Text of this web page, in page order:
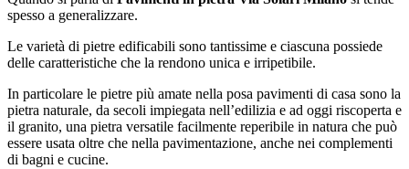
spesso a generalizzare.
Le varietà di pietre edificabili sono tantissime e ciascuna possiede
delle caratteristiche che la rendono unica e irripetibile.
In particolare le pietre più amate nella posa pavimenti di casa sono la
pietra naturale, da secoli impiegata nell’edilizia e ad oggi riscoperta e
il granito, una pietra versatile facilmente reperibile in natura che può
essere usata oltre che nella pavimentazione, anche nei complementi
di bagni e cucine.